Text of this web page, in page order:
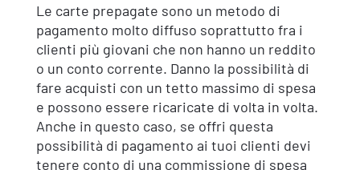
Le carte prepagate sono un metodo di
pagamento molto diffuso soprattutto fra i
clienti più giovani che non hanno un reddito
o un conto corrente. Danno la possibilità di
fare acquisti con un tetto massimo di spesa
e possono essere ricaricate di volta in volta.
Anche in questo caso, se offri questa
possibilità di pagamento ai tuoi clienti devi
tenere conto di una commissione di spesa